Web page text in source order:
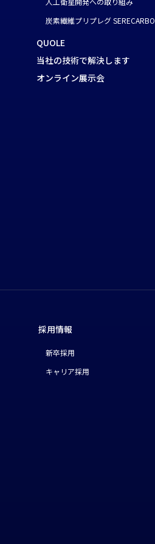
炭素繊維プリプレグ SERECARBO
QUOLE
当社の技術で解決します
オンライン展示会
採用情報
新卒採用
キャリア採用